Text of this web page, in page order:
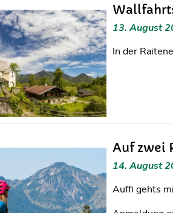
13. August
In der
Auf zwei
14. August
Auffi gehts